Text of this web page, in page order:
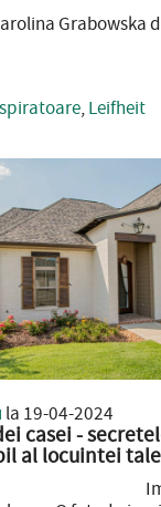
Grabowska
,Leifheit
la 19-04-2024
casei -
al locuintei tale
de